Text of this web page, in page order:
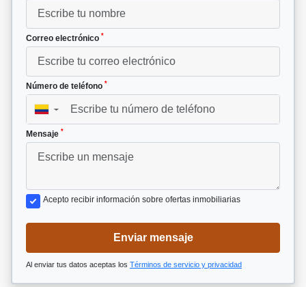
Correo electrónico *
Número de teléfono *
▼
Mensaje *
Acepto recibir información sobre ofertas inmobiliarias
Enviar mensaje
Al enviar tus datos aceptas los Términos de servicio y privacidad